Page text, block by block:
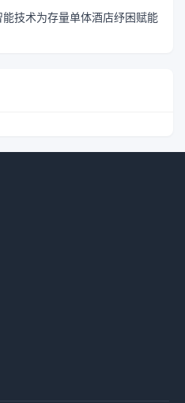
技术为存量单体酒店纾困赋能